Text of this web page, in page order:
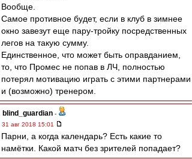
Вообще.
Самое противное будет, если в клуб в зимнее
окно завезут еще пару-тройку посредственных
легов на такую сумму.
Единственное, что может быть оправданием,
то, что Промес не попав в ЛЧ, полностью
потерял мотивацию играть с этими партнерами
и (возможно) тренером.
blind_guardian -
31 авг 2018 15:01
Парни, а когда календарь? Есть какие то
намётки. Какой матч без зрителей попадает?